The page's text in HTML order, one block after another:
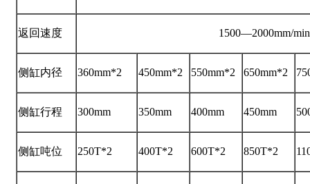
返回速度 1500—2000mm/min
侧缸内径 360mm*2 450mm*2 550mm*2 650mm*2
侧缸行程 300mm 350mm 400mm 450mm
侧缸吨位 250T*2 400T*2 600T*2 850T*2